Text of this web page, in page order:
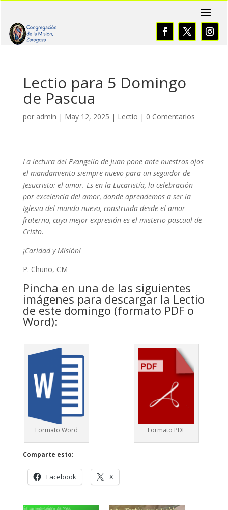
Lectio para 5 Domingo
de Pascua
por admin | May 12, 2025 | Lectio | 0 Comentarios
La lectura del Evangelio de Juan pone ante nuestros ojos
el mandamiento siempre nuevo para un seguidor de
Jesucristo: el amor. Es en la Eucaristía, la celebración
por excelencia del amor, donde aprendemos a ser la
Iglesia del mundo nuevo, construida desde el amor
fraterno, cuya mejor expresión es el misterio pascual de
Cristo.
¡Caridad y Misión!
P. Chuno, CM
Pincha en una de las siguientes
imágenes para descargar la Lectio
de este domingo (formato PDF o
Word):
Formato Word Formato PDF
Comparte esto:
Facebook X